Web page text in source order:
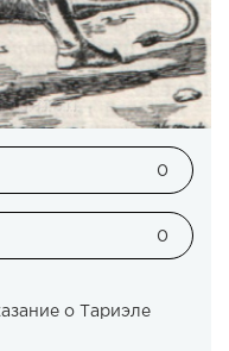
0
0
о Тариэле